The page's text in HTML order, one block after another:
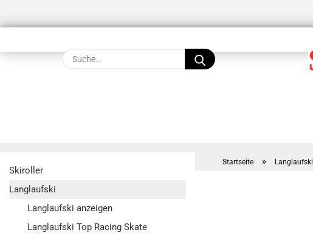
Suche...
Startseite » Langlaufski
Skiroller
Langlaufski
Langlaufski anzeigen
Langlaufski Top Racing Skate